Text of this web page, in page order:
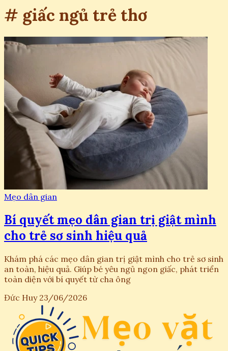
# giấc ngủ trẻ thơ
Mẹo dân gian
Bí quyết mẹo dân gian trị giật mình
cho trẻ sơ sinh hiệu quả
Khám phá các mẹo dân gian trị giật mình cho trẻ sơ sinh
an toàn, hiệu quả. Giúp bé yêu ngủ ngon giấc, phát triển
toàn diện với bí quyết từ cha ông
Đức Huy 23/06/2026